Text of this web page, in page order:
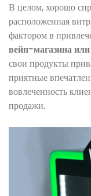
В целом, хорошо
расположенная
фактором в
вейп-магазина
свои продукты
приятные
вовлеченность
продажи.